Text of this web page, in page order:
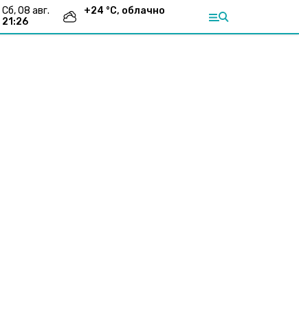
сб, 08 авг.
21:26
+24 °С, облачно